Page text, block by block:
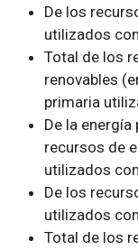
De los
utilizados
Total de los
renovables
primaria
De la
recursos de
utilizados
De los
utilizados
Total de los